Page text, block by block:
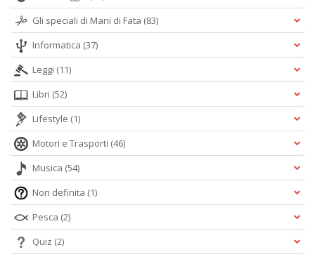
Gli speciali di Mani di Fata (83)
Informatica (37)
Leggi (11)
Libri (52)
Lifestyle (1)
Motori e Trasporti (46)
Musica (54)
Non definita (1)
Pesca (2)
Quiz (2)